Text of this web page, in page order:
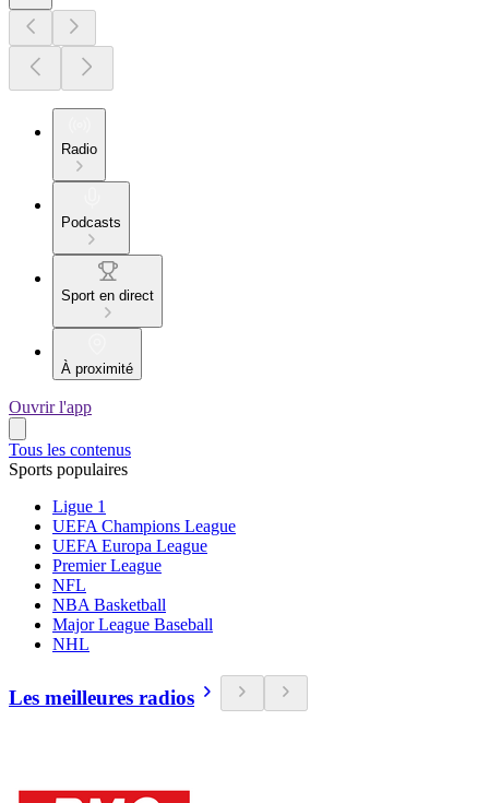
Radio
Podcasts
Sport en direct
À proximité
Ouvrir l'app
Tous les contenus
Sports populaires
Ligue 1
UEFA Champions League
UEFA Europa League
Premier League
NFL
NBA Basketball
Major League Baseball
NHL
Les meilleures radios